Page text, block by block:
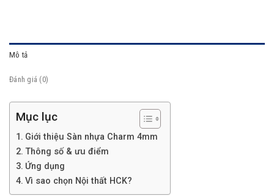
Mô tả
Đánh giá (0)
Mục lục
Giới thiệu Sàn nhựa Charm 4mm
Thông số & ưu điểm
Ứng dụng
Vì sao chọn Nội thất HCK?